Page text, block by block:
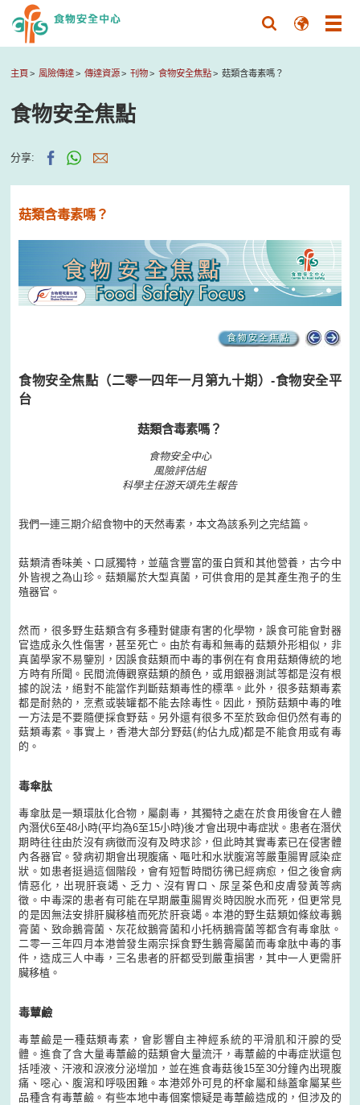
主頁 風險傳達 傳達資源 刊物 食物安全焦點 菇類含毒素嗎？
食物安全焦點
分享:
菇類含毒素嗎？
食物安全焦點（二零一四年一月第九十期）-食物安全平
台
菇類含毒素嗎？
食物安全中心
風險評估組
科學主任游天頌先生報告
我們一連三期介紹食物中的天然毒素，本文為該系列之完結篇。
菇類清香味美、口感獨特，並蘊含豐富的蛋白質和其他營養，古今中
外皆視之為山珍。菇類屬於大型真菌，可供食用的是其產生孢子的生
殖器官。
然而，很多野生菇類含有多種對健康有害的化學物，誤食可能會對器
官造成永久性傷害，甚至死亡。由於有毒和無毒的菇類外形相似，非
真菌學家不易鑒別，因誤食菇類而中毒的事例在有食用菇類傳統的地
方時有所聞。民間流傳觀察菇類的顏色，或用銀器測試等都是沒有根
據的說法，絕對不能當作判斷菇類毒性的標準。此外，很多菇類毒素
都是耐熱的，烹煮或裝罐都不能去除毒性。因此，預防菇類中毒的唯
一方法是不要隨便採食野菇。另外還有很多不至於致命但仍然有毒的
菇類毒素。事實上，香港大部分野菇(約佔九成)都是不能食用或有毒
的。
毒傘肽
毒傘肽是一類環肽化合物，屬劇毒，其獨特之處在於食用後會在人體
內潛伏6至48小時(平均為6至15小時)後才會出現中毒症狀。患者在潛伏
期時往往由於沒有病徵而沒有及時求診，但此時其實毒素已在侵害體
內各器官。發病初期會出現腹痛、嘔吐和水狀腹瀉等嚴重腸胃感染症
狀。如患者挺過這個階段，會有短暫時間彷彿已經病愈，但之後會病
情惡化，出現肝衰竭、乏力、沒有胃口、尿呈茶色和皮膚發黃等病
徵。中毒深的患者有可能在早期嚴重腸胃炎時因脫水而死，但更常見
的是因無法安排肝臟移植而死於肝衰竭。本港的野生菇類如條紋毒鵝
膏菌、致命鵝膏菌、灰花紋鵝膏菌和小托柄鵝膏菌等都含有毒傘肽。
二零一三年四月本港曾發生兩宗採食野生鵝膏屬菌而毒傘肽中毒的事
件，造成三人中毒，三名患者的肝都受到嚴重損害，其中一人更需肝
臟移植。
毒蕈鹼
毒蕈鹼是一種菇類毒素，會影響自主神經系統的平滑肌和汗腺的受
體。進食了含大量毒蕈鹼的菇類會大量流汗，毒蕈鹼的中毒症狀還包
括唾液、汗液和淚液分泌增加，並在進食毒菇後15至30分鐘內出現腹
痛、噁心、腹瀉和呼吸困難。本港郊外可見的杯傘屬和絲蓋傘屬某些
品種含有毒蕈鹼。有些本地中毒個案懷疑是毒蕈鹼造成的，但涉及的